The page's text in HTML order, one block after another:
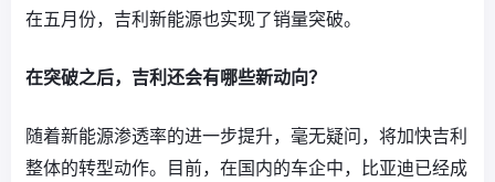
在五月份，吉利新能源也实现了销量突破。
在突破之后，吉利还会有哪些新动向？
随着新能源渗透率的进一步提升，毫无疑问，将加快吉利
整体的转型动作。目前，在国内的车企中，比亚迪已经成